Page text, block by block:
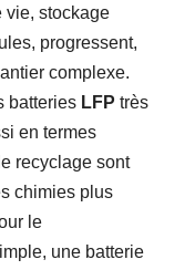
vie, stockage
progressent,
complexe.
batteries LFP très
en termes
recyclage sont
chimies plus
le
une batterie